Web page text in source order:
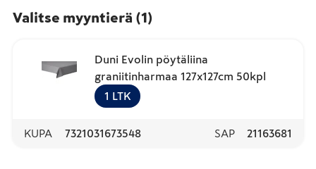
Valitse myyntierä (1)
Duni Evolin pöytäliina
graniitinharmaa 127x127cm 50kpl
1 LTK
KUPA 7321031673548 SAP 21163681